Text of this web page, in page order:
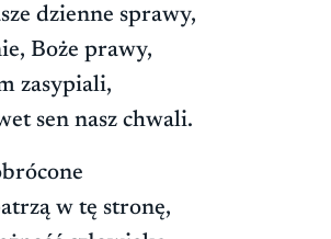
dzienne sprawy,
Boże prawy,
zasypiali,
sen nasz chwali.
w tę stronę,